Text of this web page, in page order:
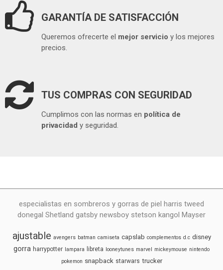
 GARANTÍA DE SATISFACCIÓN
Queremos ofrecerte el mejor servicio y los mejores
precios.
 TUS COMPRAS CON SEGURIDAD
Cumplimos con las normas en política de
privacidad y seguridad.
especialistas en sombreros y gorras de piel harris tweed
donegal Shetland gatsby newsboy stetson kangol Mayser
ajustable avengers batman camiseta capslab complementos d.c disney
gorra harrypotter lampara libreta looneytunes marvel mickeymouse nintendo
pokemon snapback starwars trucker